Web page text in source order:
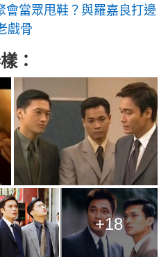
會當眾甩鞋？與羅嘉良打邊
戲骨
：
+18